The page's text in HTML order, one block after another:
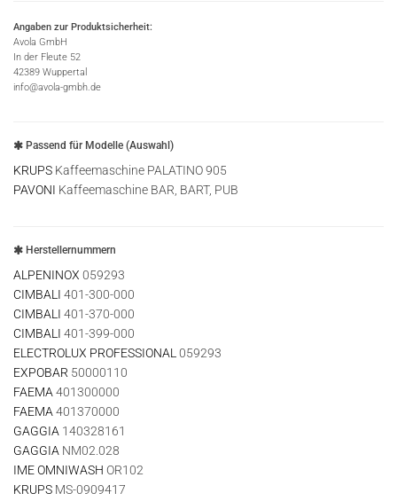
Angaben zur Produktsicherheit:
Avola GmbH
In der Fleute 52
42389 Wuppertal
info@avola-gmbh.de
Passend für Modelle (Auswahl)
KRUPS Kaffeemaschine PALATINO 905
PAVONI Kaffeemaschine BAR, BART, PUB
Herstellernummern
ALPENINOX 059293
CIMBALI 401-300-000
CIMBALI 401-370-000
CIMBALI 401-399-000
ELECTROLUX PROFESSIONAL 059293
EXPOBAR 50000110
FAEMA 401300000
FAEMA 401370000
GAGGIA 140328161
GAGGIA NM02.028
IME OMNIWASH OR102
KRUPS MS-0909417